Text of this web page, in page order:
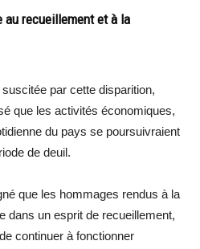
au recueillement et à la
par cette disparition,
que les activités économiques,
du pays se poursuivraient
de deuil.
que les hommages rendus à la
dans un esprit de recueillement,
continuer à fonctionner